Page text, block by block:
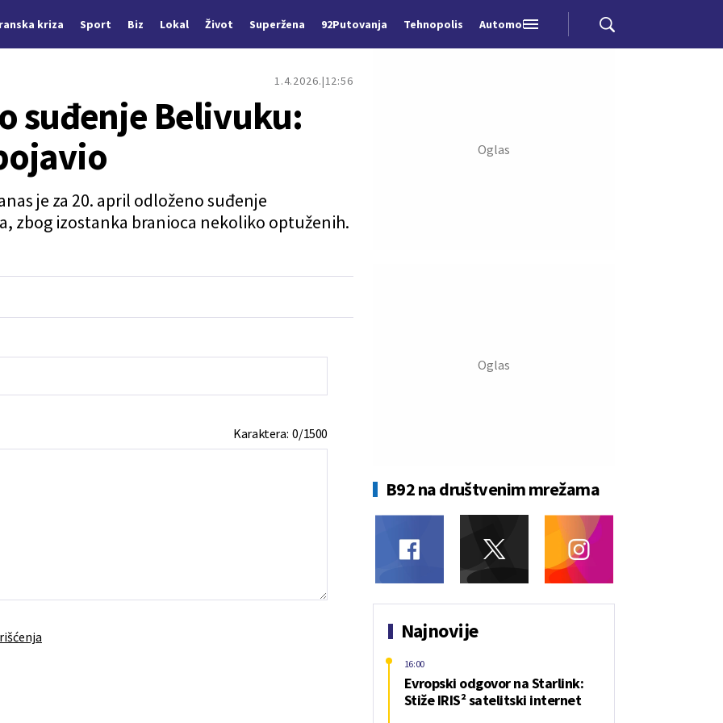
kriza Sport Biz Lokal Život Superžena 92Putovanja Tehnopolis Automobili
1.4.2026. 12:56
suđenje Belivuku:
je za 20. april odloženo suđenje
zbog izostanka branioca nekoliko optuženih.
Karaktera:0/1500
B92 na društvenim mrežama
Najnovije
Evropski odgovor na Starlink:
Stiže IRIS² satelitski internet
16:00